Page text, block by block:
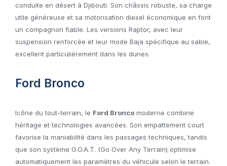
conduite en désert à Djibouti. Son châssis robuste, sa charge
utile généreuse et sa motorisation diesel économique en font
un compagnon fiable. Les versions Raptor, avec leur
suspension renforcée et leur mode Baja spécifique au sable,
excellent particulièrement dans les dunes.
Ford Bronco
Icône du tout-terrain, le Ford Bronco moderne combine
héritage et technologies avancées. Son empattement court
favorise la maniabilité dans les passages techniques, tandis
que son système G.O.A.T. (Go Over Any Terrain) optimise
automatiquement les paramètres du véhicule selon le terrain.